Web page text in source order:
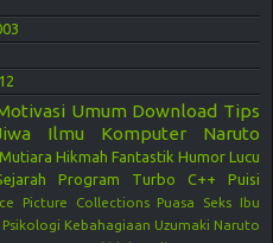
Umum Download Tips
Ilmu Komputer
Naruto
Mutiara Hikmah Fantastik Humor Lucu
Program Turbo C++
Puisi
Picture Collections Puasa Seks
Ibu
Psikologi Kebahagiaan Uzumaki Naruto